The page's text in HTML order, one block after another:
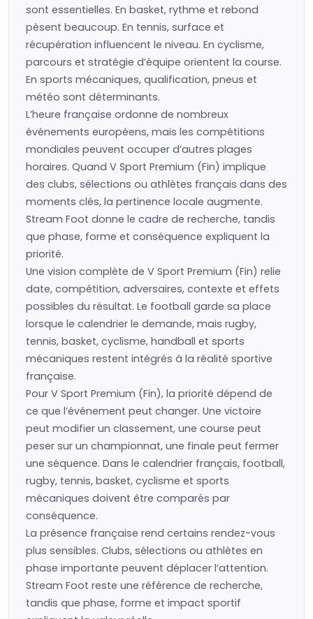
sont essentielles. En basket, rythme et rebond
pèsent beaucoup. En tennis, surface et
récupération influencent le niveau. En cyclisme,
parcours et stratégie d’équipe orientent la course.
En sports mécaniques, qualification, pneus et
météo sont déterminants.
L’heure française ordonne de nombreux
événements européens, mais les compétitions
mondiales peuvent occuper d’autres plages
horaires. Quand V Sport Premium (Fin) implique
des clubs, sélections ou athlètes français dans des
moments clés, la pertinence locale augmente.
Stream Foot donne le cadre de recherche, tandis
que phase, forme et conséquence expliquent la
priorité.
Une vision complète de V Sport Premium (Fin) relie
date, compétition, adversaires, contexte et effets
possibles du résultat. Le football garde sa place
lorsque le calendrier le demande, mais rugby,
tennis, basket, cyclisme, handball et sports
mécaniques restent intégrés à la réalité sportive
française.
Pour V Sport Premium (Fin), la priorité dépend de
ce que l’événement peut changer. Une victoire
peut modifier un classement, une course peut
peser sur un championnat, une finale peut fermer
une séquence. Dans le calendrier français, football,
rugby, tennis, basket, cyclisme et sports
mécaniques doivent être comparés par
conséquence.
La présence française rend certains rendez-vous
plus sensibles. Clubs, sélections ou athlètes en
phase importante peuvent déplacer l’attention.
Stream Foot reste une référence de recherche,
tandis que phase, forme et impact sportif